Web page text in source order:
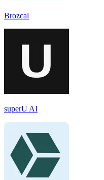
Brozcal
superU AI